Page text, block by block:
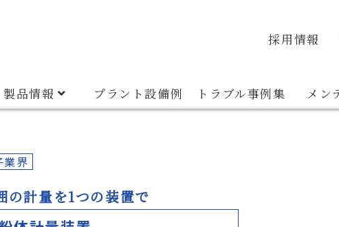
採用情報
製品情報 プラント設備例 トラブル事例集 メン
業界
計量を1つの装置で